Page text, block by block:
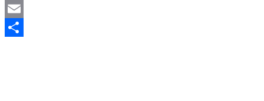
Mastodon
Email